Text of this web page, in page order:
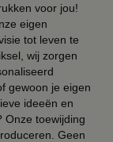
voor jou!
eigen
tot leven te
wij zorgen
gewoon je eigen
ideeën en
Onze toewijding
Geen